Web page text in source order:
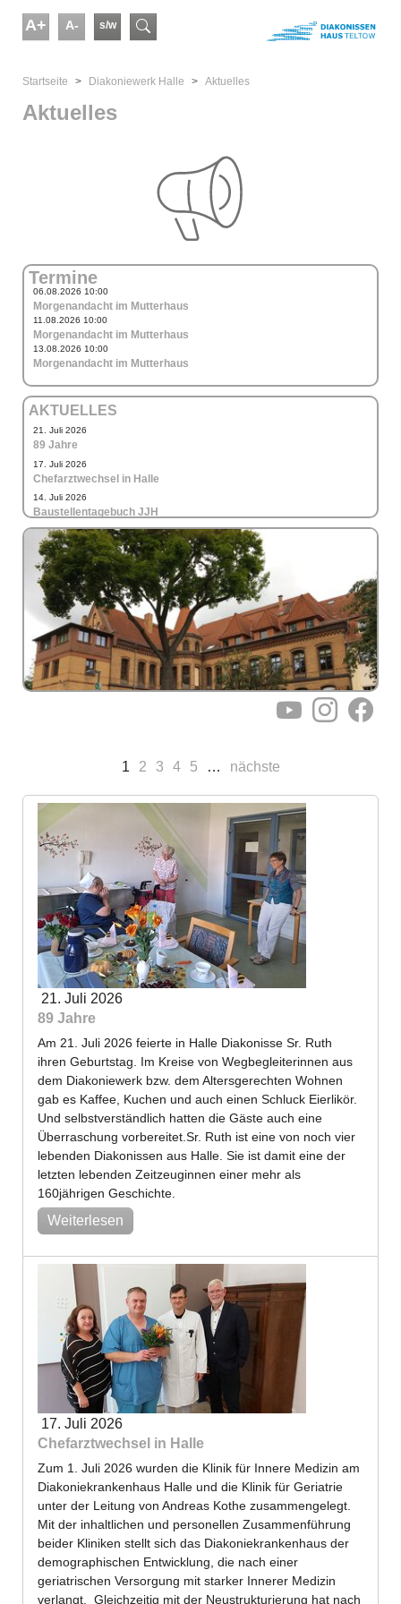
A+ A- s/w Suchformular
Startseite
Diakoniewerk Halle Aktuelles
Aktuelles
Termine
06.08.2026 10:00
Morgenandacht im Mutterhaus
11.08.2026 10:00
Morgenandacht im Mutterhaus
13.08.2026 10:00
Morgenandacht im Mutterhaus
AKTUELLES
21. Juli 2026
89 Jahre
17. Juli 2026
Chefarztwechsel in Halle
14. Juli 2026
Baustellentagebuch JJH
YouTubeInstagram
1 2 3 4 5 … nächste
21. Juli 2026
89 Jahre
Am 21. Juli 2026 feierte in Halle Diakonisse Sr. Ruth
ihren Geburtstag. Im Kreise von Wegbegleiterinnen aus
dem Diakoniewerk bzw. dem Altersgerechten Wohnen
gab es Kaffee, Kuchen und auch einen Schluck Eierlikör.
Und selbstverständlich hatten die Gäste auch eine
Überraschung vorbereitet.Sr. Ruth ist eine von noch vier
lebenden Diakonissen aus Halle. Sie ist damit eine der
letzten lebenden Zeitzeuginnen einer mehr als
160jährigen Geschichte.
Weiterlesen
17. Juli 2026
Chefarztwechsel in Halle
Zum 1. Juli 2026 wurden die Klinik für Innere Medizin am
Diakoniekrankenhaus Halle und die Klinik für Geriatrie
unter der Leitung von Andreas Kothe zusammengelegt.
Mit der inhaltlichen und personellen Zusammenführung
beider Kliniken stellt sich das Diakoniekrankenhaus der
demographischen Entwicklung, die nach einer
geriatrischen Versorgung mit starker Innerer Medizin
verlangt. Gleichzeitig mit der Neustrukturierung hat nach